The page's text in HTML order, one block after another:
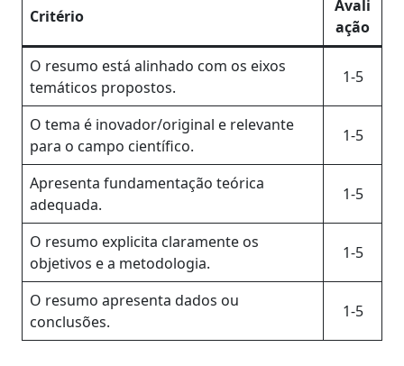
Critério
Avali
ação
O resumo está alinhado com os eixos
temáticos propostos.
1-5
O tema é inovador/original e relevante
para o campo científico.
1-5
Apresenta fundamentação teórica
adequada.
1-5
O resumo explicita claramente os
objetivos e a metodologia.
1-5
O resumo apresenta dados ou
conclusões.
1-5